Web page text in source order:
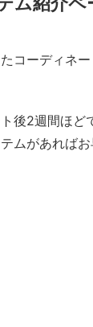
コーディネ
後2週間ほど
ムがあればお